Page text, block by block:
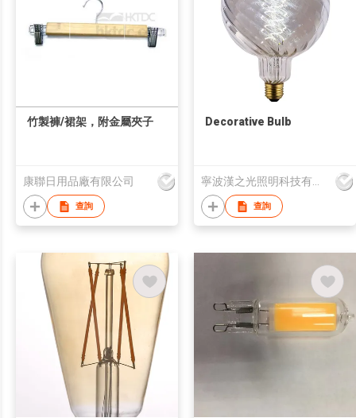
竹製褲/裙架，附金屬夾子
康聯日用品廠有限公司
查詢
Decorative Bulb
寧波漢之光照明科技有限公司
查詢